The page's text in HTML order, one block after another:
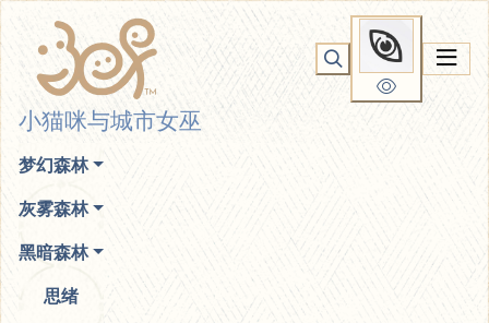
你无法看到我
小猫咪与城市女巫
梦幻森林
灰雾森林
黑暗森林
思绪